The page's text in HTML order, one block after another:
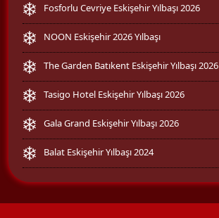
Fosforlu Cevriye Eskişehir Yılbaşı 2026
NOON Eskişehir 2026 Yılbaşı
The Garden Batıkent Eskişehir Yılbaşı 2026
Tasigo Hotel Eskişehir Yılbaşı 2026
Gala Grand Eskişehir Yılbaşı 2026
Balat Eskişehir Yılbaşı 2024